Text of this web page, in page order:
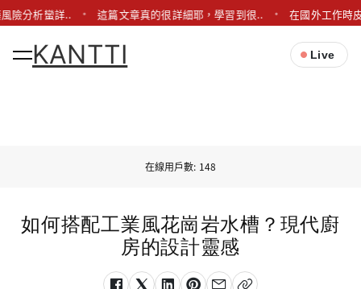
險分析蠻詳.. 這篇文章真的很詳細耶，學習到很.. 在國外工作時
KANTTI Live
在線用戶數: 148
如何搭配工業風花崗岩水槽？現代廚
房的設計靈感